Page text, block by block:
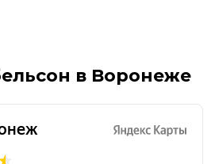
в Воронеже